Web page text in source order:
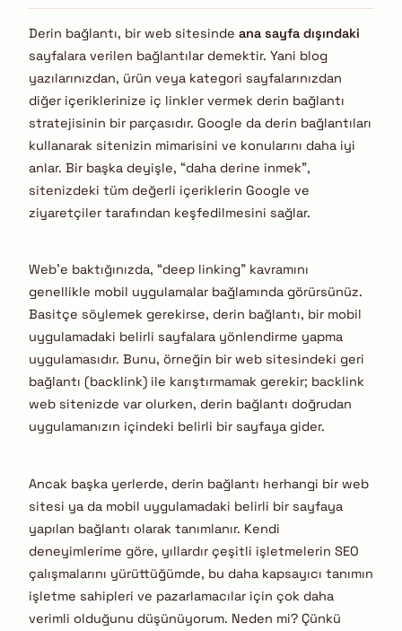
Derin bağlantı, bir web sitesinde ana sayfa dışındaki
sayfalara verilen bağlantılar demektir. Yani blog
yazılarınızdan, ürün veya kategori sayfalarınızdan
diğer içeriklerinize iç linkler vermek derin bağlantı
stratejisinin bir parçasıdır. Google da derin bağlantıları
kullanarak sitenizin mimarisini ve konularını daha iyi
anlar. Bir başka deyişle, “daha derine inmek”,
sitenizdeki tüm değerli içeriklerin Google ve
ziyaretçiler tarafından keşfedilmesini sağlar.
Web’e baktığınızda, “deep linking” kavramını
genellikle mobil uygulamalar bağlamında görürsünüz.
Basitçe söylemek gerekirse, derin bağlantı, bir mobil
uygulamadaki belirli sayfalara yönlendirme yapma
uygulamasıdır. Bunu, örneğin bir web sitesindeki geri
bağlantı (backlink) ile karıştırmamak gerekir; backlink
web sitenizde var olurken, derin bağlantı doğrudan
uygulamanızın içindeki belirli bir sayfaya gider.
Ancak başka yerlerde, derin bağlantı herhangi bir web
sitesi ya da mobil uygulamadaki belirli bir sayfaya
yapılan bağlantı olarak tanımlanır. Kendi
deneyimlerime göre, yıllardır çeşitli işletmelerin SEO
çalışmalarını yürüttüğümde, bu daha kapsayıcı tanımın
işletme sahipleri ve pazarlamacılar için çok daha
verimli olduğunu düşünüyorum. Neden mi? Çünkü